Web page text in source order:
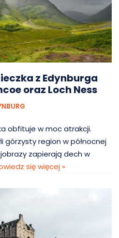
z Edynburga
oraz Loch Ness
obfituje w moc atrakcji.
górzysty region w północnej
zapierają dech w
się więcej »